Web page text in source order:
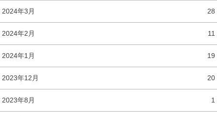
2024年3月 28
2024年2月 11
2024年1月 19
2023年12月 20
2023年8月 1